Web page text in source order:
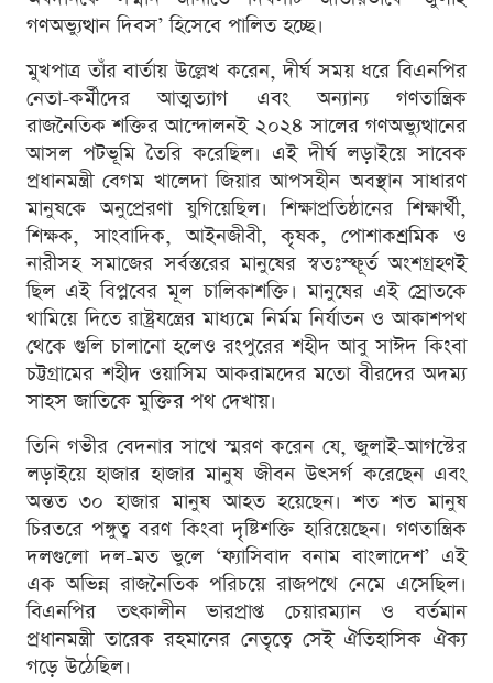
গণঅভ্যুত্থান দিবস’ হিসেবে পালিত হচ্ছে।
মুখপাত্র তাঁর বার্তায় উল্লেখ করেন, দীর্ঘ সময় ধরে বিএনপির
নেতা-কর্মীদের আত্মত্যাগ এবং অন্যান্য গণতান্ত্রিক
রাজনৈতিক শক্তির আন্দোলনই ২০২৪ সালের গণঅভ্যুত্থানের
আসল পটভূমি তৈরি করেছিল। এই দীর্ঘ লড়াইয়ে সাবেক
প্রধানমন্ত্রী বেগম খালেদা জিয়ার আপসহীন অবস্থান সাধারণ
মানুষকে অনুপ্রেরণা যুগিয়েছিল। শিক্ষাপ্রতিষ্ঠানের শিক্ষার্থী,
শিক্ষক, সাংবাদিক, আইনজীবী, কৃষক, পোশাকশ্রমিক ও
নারীসহ সমাজের সর্বস্তরের মানুষের স্বতঃস্ফূর্ত অংশগ্রহণই
ছিল এই বিপ্লবের মূল চালিকাশক্তি। মানুষের এই স্রোতকে
থামিয়ে দিতে রাষ্ট্রযন্ত্রের মাধ্যমে নির্মম নির্যাতন ও আকাশপথ
থেকে গুলি চালানো হলেও রংপুরের শহীদ আবু সাঈদ কিংবা
চট্টগ্রামের শহীদ ওয়াসিম আকরামদের মতো বীরদের অদম্য
সাহস জাতিকে মুক্তির পথ দেখায়।
তিনি গভীর বেদনার সাথে স্মরণ করেন যে, জুলাই-আগস্টের
লড়াইয়ে হাজার হাজার মানুষ জীবন উৎসর্গ করেছেন এবং
অন্তত ৩০ হাজার মানুষ আহত হয়েছেন। শত শত মানুষ
চিরতরে পঙ্গুত্ব বরণ কিংবা দৃষ্টিশক্তি হারিয়েছেন। গণতান্ত্রিক
দলগুলো দল-মত ভুলে ‘ফ্যাসিবাদ বনাম বাংলাদেশ’ এই
এক অভিন্ন রাজনৈতিক পরিচয়ে রাজপথে নেমে এসেছিল।
বিএনপির তৎকালীন ভারপ্রাপ্ত চেয়ারম্যান ও বর্তমান
প্রধানমন্ত্রী তারেক রহমানের নেতৃত্বে সেই ঐতিহাসিক ঐক্য
গড়ে উঠেছিল।